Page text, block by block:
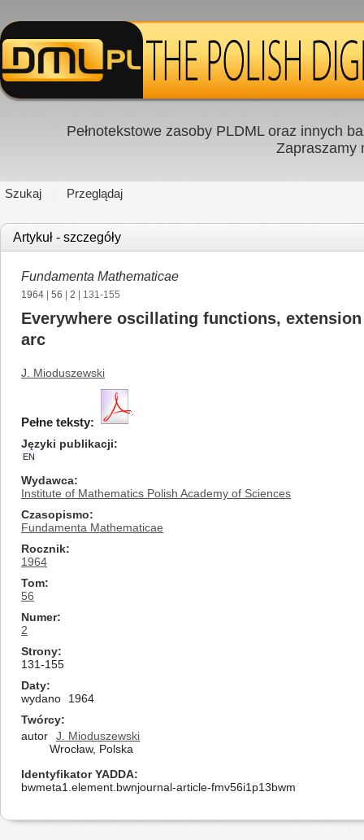
Pełnotekstowe zasoby PLDML oraz innych
Zapraszamy
Szukaj Przeglądaj
Artykuł - szczegóły
Fundamenta Mathematicae
1964 56 2 | 131-155
Everywhere oscillating functions,
arc
J. Mioduszewski
Pełne teksty:
Języki publikacji
EN
Wydawca
Institute of Mathematics Polish Academy of Sciences
Czasopismo
Fundamenta Mathematicae
Rocznik
1964
Tom
56
Numer
2
Strony
131-155
Daty
wydano
1964
Twórcy
autor
J. Mioduszewski
Wrocław, Polska
Identyfikator YADDA
bwmeta1.element.bwnjournal-article-fmv56i1p13bwm